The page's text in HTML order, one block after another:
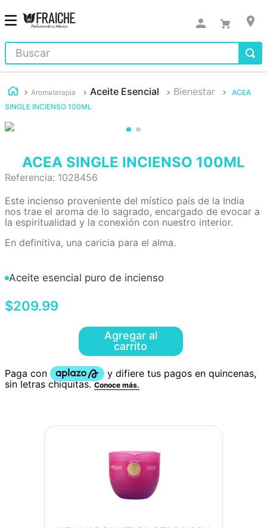
Buscar
Aromaterapia Aceite Esencial Bienestar
ACEA
SINGLE INCIENSO 100ML
ACEA SINGLE INCIENSO 100ML
Referencia: 1028456
Este incienso proveniente del místico país de la India
nos trae el aroma de lo sagrado, encargado de evocar a
la espiritualidad y la conexión con nuestro interior.
En definitiva, una caricia para el alma.
Aceite esencial puro de incienso
$209.99
Agregar al
carrito